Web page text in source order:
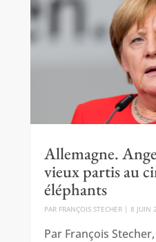
Allemagne.
vieux partis au
éléphants
PAR FRANÇOIS STECHER| 8 JUIN
Par François